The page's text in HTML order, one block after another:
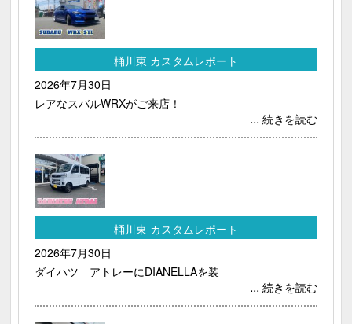
桶川東 カスタムレポート
2026年7月30日
レアなスバルWRXがご来店！
...続きを読む
桶川東 カスタムレポート
2026年7月30日
ダイハツ アトレーにDIANELLAを装
...続きを読む